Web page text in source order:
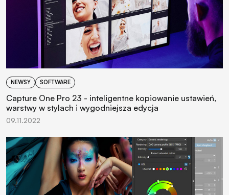
NEWSY SOFTWARE
Capture One Pro 23 - inteligentne kopiowanie ustawień,
warstwy w stylach i wygodniejsza edycja
09.11.2022